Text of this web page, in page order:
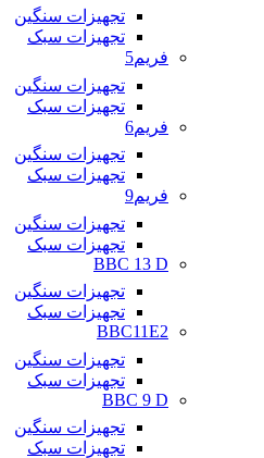
تجهیزات سنگین
تجهیزات سبک
فریم5
تجهیزات سنگین
تجهیزات سبک
فریم6
تجهیزات سنگین
تجهیزات سبک
فریم9
تجهیزات سنگین
تجهیزات سبک
BBC 13 D
تجهیزات سنگین
تجهیزات سبک
BBC11E2
تجهیزات سنگین
تجهیزات سبک
BBC 9 D
تجهیزات سنگین
تجهیزات سبک